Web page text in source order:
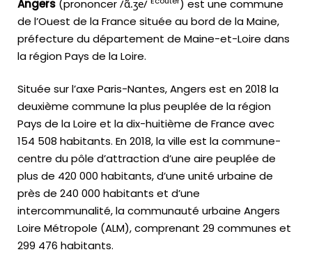
Angers (prononcer /ɑ̃.ʒe/
) est une commune
de l’Ouest de la France située au bord de la Maine,
préfecture du département de Maine-et-Loire dans
la région Pays de la Loire.
Située sur l’axe Paris-Nantes, Angers est en 2018 la
deuxième commune la plus peuplée de la région
Pays de la Loire et la dix-huitième de France avec
154 508 habitants. En 2018, la ville est la commune-
centre du pôle d’attraction d’une aire peuplée de
plus de 420 000 habitants, d’une unité urbaine de
près de 240 000 habitants et d’une
intercommunalité, la communauté urbaine Angers
Loire Métropole (ALM), comprenant 29 communes et
299 476 habitants.